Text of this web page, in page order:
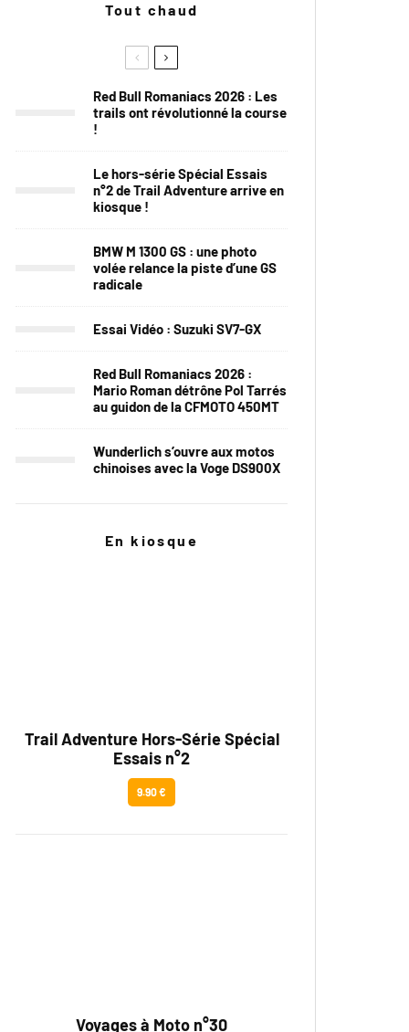
Tout chaud
Red Bull Romaniacs 2026 : Les
trails ont révolutionné la course
!
Le hors-série Spécial Essais
n°2 de Trail Adventure arrive en
kiosque !
BMW M 1300 GS : une photo
volée relance la piste d’une GS
radicale
Essai Vidéo : Suzuki SV7-GX
Red Bull Romaniacs 2026 :
Mario Roman détrône Pol Tarrés
au guidon de la CFMOTO 450MT
Wunderlich s’ouvre aux motos
chinoises avec la Voge DS900X
En kiosque
Trail Adventure Hors-Série Spécial
Essais n°2
9.90 €
Voyages à Moto n°30